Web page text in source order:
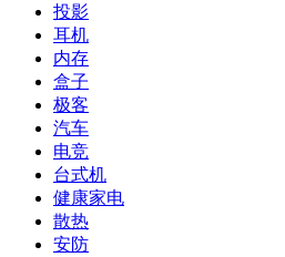
投影
耳机
内存
盒子
极客
汽车
电竞
台式机
健康家电
散热
安防